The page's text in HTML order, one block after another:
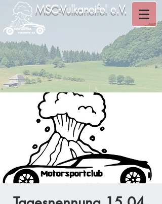
MSC-Vulkaneifel e.V.